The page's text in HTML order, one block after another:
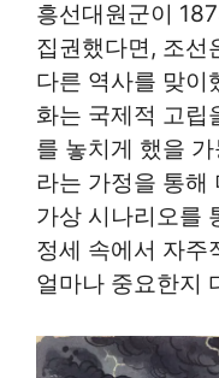
흥선대원군이
집권했다면, 조선
다른 역사를 맞이
화는 국제적 고립
를 놓치게 했을 가
라는 가정을 통해
가상 시나리오를
정세 속에서 자주
얼마나 중요한지